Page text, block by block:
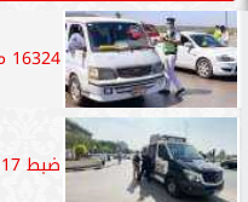
16324 مخالفة مرورية متنوعة خلال 24 ساعة
ضبط 17 ألف مخالفة مرورية خلال 24 ساعة